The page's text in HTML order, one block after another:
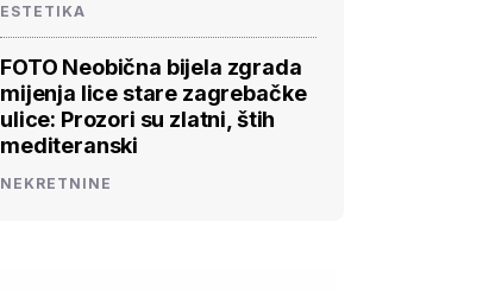
ESTETIKA
FOTO Neobična bijela zgrada
mijenja lice stare zagrebačke
ulice: Prozori su zlatni, štih
mediteranski
NEKRETNINE